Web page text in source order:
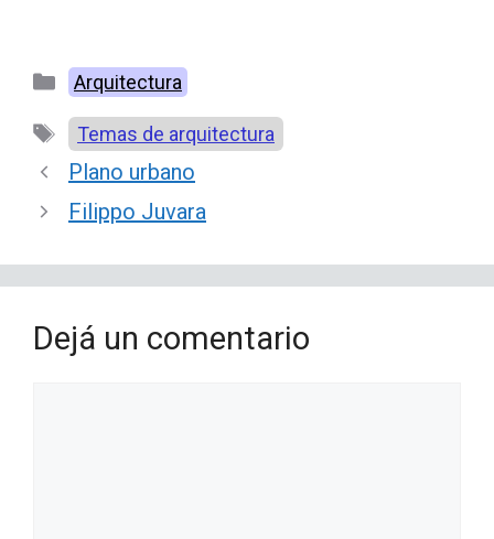
Categorías
Arquitectura
Etiquetas
Temas de arquitectura
Plano urbano
Filippo Juvara
Dejá un comentario